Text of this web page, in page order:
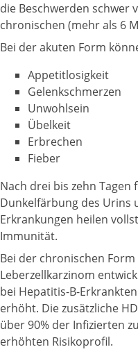
die Beschwerden schwer
chronischen (mehr als 6
Bei der akuten Form
Appetitlosigkeit
Gelenkschmerzen
Unwohlsein
Übelkeit
Erbrechen
Fieber
Nach drei bis zehn
Dunkelfärbung des Urins
Erkrankungen heilen
Immunität.
Bei der chronischen
Leberzellkarzinom
bei Hepatitis-B-
erhöht. Die zusätzliche
über 90% der Infizierten
erhöhten Risikoprofil.